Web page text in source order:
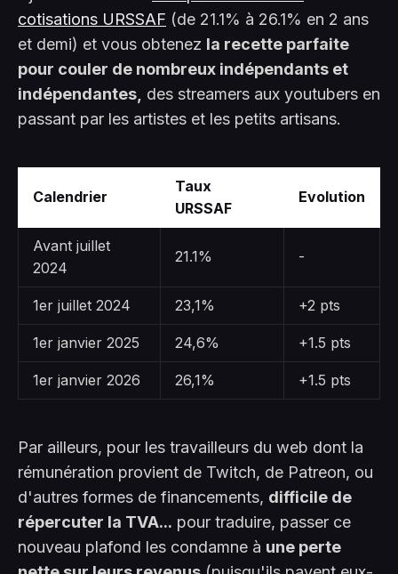
cotisations URSSAF (de 21.1% à 26.1% en 2 ans
et demi) et vous obtenez la recette parfaite
pour couler de nombreux indépendants et
indépendantes, des streamers aux youtubers en
passant par les artistes et les petits artisans.
Calendrier
Taux
URSSAF
Evolution
Avant juillet
2024
21.1% -
1er juillet 2024 23,1% +2 pts
1er janvier 2025 24,6% +1.5 pts
1er janvier 2026 26,1% +1.5 pts
Par ailleurs, pour les travailleurs du web dont la
rémunération provient de Twitch, de Patreon, ou
d'autres formes de financements, difficile de
répercuter la TVA... pour traduire, passer ce
nouveau plafond les condamne à une perte